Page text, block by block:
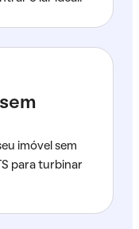
imóvel sem
para turbinar